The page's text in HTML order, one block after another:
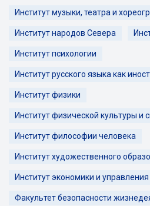
Институт музыки, театра и
Институт народов Севера
Институт психологии
Институт русского языка как
Институт физики
Институт физической культуры и
Институт философии человека
Институт художественного
Институт экономики и управления
Факультет безопасности